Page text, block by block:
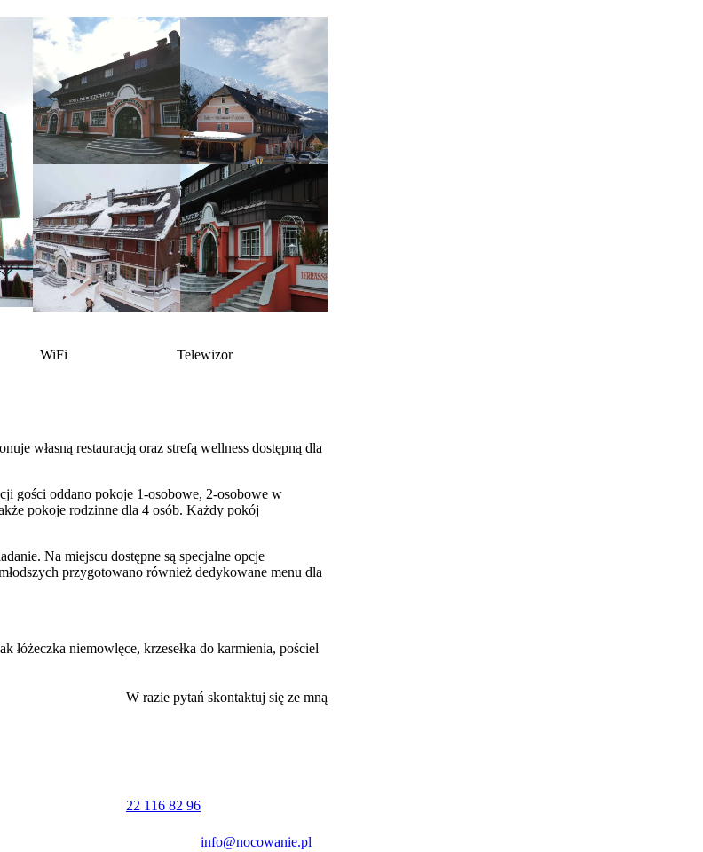
WiFi Telewizor
własną restauracją oraz strefą wellness dostępną dla
gości oddano pokoje 1-osobowe, 2-osobowe w
pokoje rodzinne dla 4 osób. Każdy pokój
Na miejscu dostępne są specjalne opcje
przygotowano również dedykowane menu dla
niemowlęce, krzesełka do karmienia, pościel
. Goście mogą również korzystać z sali z
W razie pytań skontaktuj się ze mną
22 116 82 96
info@nocowanie.pl